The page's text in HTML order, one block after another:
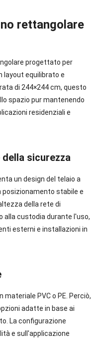
rettangolare
progettato per
layout equilibrato e
di 244×244 cm, questo
spazio pur mantenendo
residenziali e
sicurezza
un design del telaio a
posizionamento stabile e
della rete di
alla custodia durante l'uso,
esterni e installazioni in
materiale PVC o PE. Perciò,
adatte in base ai
La configurazione
e sull'applicazione